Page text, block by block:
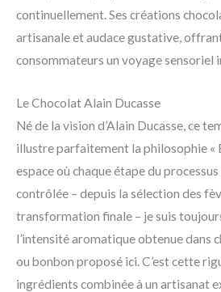
continuellement. Ses créations
artisanale et audace gustative,
consommateurs un voyage sensoriel
Le Chocolat Alain Ducasse
Né de la vision d’Alain Ducasse, ce
illustre parfaitement la philosophie «
espace où chaque étape du
contrôlée – depuis la sélection des
transformation finale – je suis
l’intensité aromatique obtenue dans
ou bonbon proposé ici. C’est cette
ingrédients combinée à un artisanat